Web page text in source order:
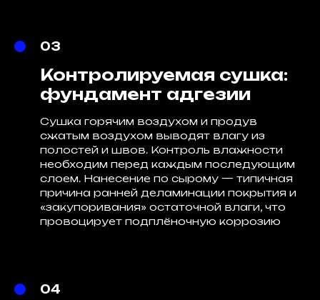
03
Контролируемая сушка:
фундамент адгезии
Сушка горячим воздухом и продув
сжатым воздухом выводят влагу из
полостей и швов. Контроль влажности
необходим перед каждым последующим
слоем. Нанесение по сырому — типичная
причина ранней деламинации покрытия и
«закупоривания» остаточной влаги, что
провоцирует подплёночную коррозию
04